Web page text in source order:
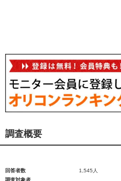
調査概要
回答者数
1,545人
調査対象者